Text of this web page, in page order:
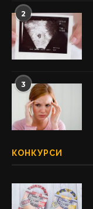
2
3
КОНКУРСИ